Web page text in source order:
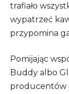
trafiało
wypatrzeć
przypomina
Pomijając
Buddy albo
producentów